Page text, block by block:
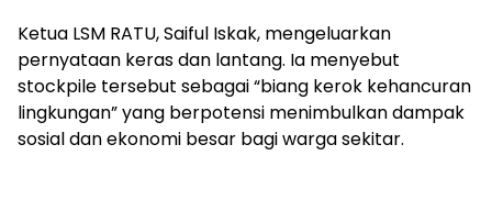
Ketua LSM RATU, Saiful Iskak, mengeluarkan
pernyataan keras dan lantang. Ia menyebut
stockpile tersebut sebagai “biang kerok kehancuran
lingkungan” yang berpotensi menimbulkan dampak
sosial dan ekonomi besar bagi warga sekitar.